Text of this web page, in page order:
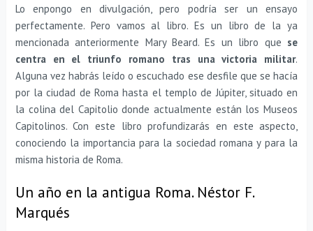
Lo enpongo en divulgación, pero podría ser un ensayo
perfectamente. Pero vamos al libro. Es un libro de la ya
mencionada anteriormente Mary Beard. Es un libro que se
centra en el triunfo romano tras una victoria militar.
Alguna vez habrás leído o escuchado ese desfile que se hacía
por la ciudad de Roma hasta el templo de Júpiter, situado en
la colina del Capitolio donde actualmente están los Museos
Capitolinos. Con este libro profundizarás en este aspecto,
conociendo la importancia para la sociedad romana y para la
misma historia de Roma.
Un año en la antigua Roma. Néstor F.
Marqués